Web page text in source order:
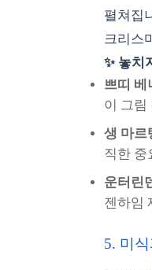
펼쳐집
크리스
✨ 놓치
쁘띠 베
이 그림
생 마르
직한 중
운터린
젠하임
5. 미